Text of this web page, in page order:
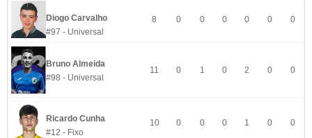
Diogo Carvalho
#97 - Universal
8 0 0 0 0 0 0
Bruno Almeida
#98 - Universal
11 0 1 0 2 0 0
Ricardo Cunha
#12 - Fixo
10 0 0 0 1 0 0